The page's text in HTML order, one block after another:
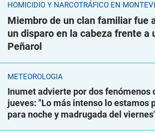
HOMICIDIO Y NARCOTRÁFICO EN
Miembro de un clan familiar fue
un disparo en la cabeza frente a
Peñarol
METEOROLOGÍA
Inumet advierte por dos fenómenos
jueves: "Lo más intenso lo estamos
para noche y madrugada del